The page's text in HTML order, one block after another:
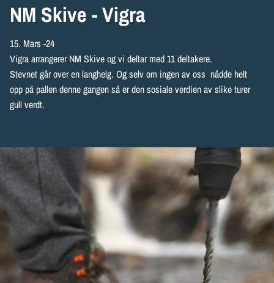
NM Skive - Vigra
15. Mars -24
Vigra arrangerer NM Skive og vi deltar med 11 deltakere.
Stevnet går over en langhelg. Og selv om ingen av oss nådde helt
opp på pallen denne gangen så er den sosiale verdien av slike turer
gull verdt.